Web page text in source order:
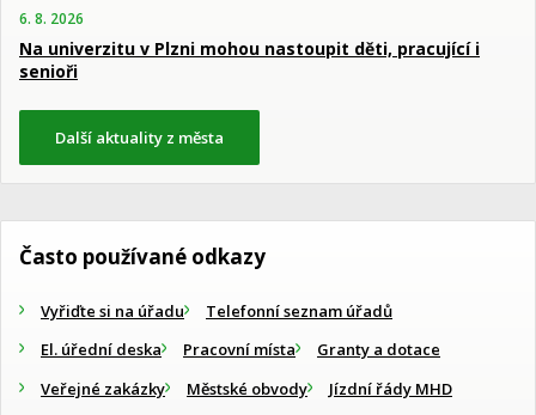
6. 8. 2026
Na univerzitu v Plzni mohou nastoupit děti, pracující i
senioři
Další aktuality z města
Často používané odkazy
Vyřiďte si na úřadu
Telefonní seznam úřadů
El. úřední deska
Pracovní místa
Granty a dotace
Veřejné zakázky
Městské obvody Jízdní řády MHD